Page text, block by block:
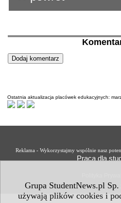
Grupa StudentNews.pl
używają plików cookies i
Ostatnia aktualizacja placówek edukacyjnych:
Reklama - Wykorzystajmy wspólnie nasz
Praca dla